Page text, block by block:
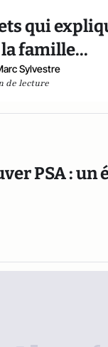
qui
famille...
Sylvestre
de lecture
PSA : un